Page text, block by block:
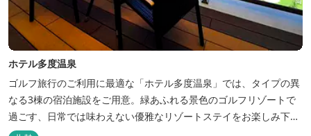
ホテル多度温泉
ゴルフ旅行のご利用に最適な「ホテル多度温泉」では、タイプの異
なる3棟の宿泊施設をご用意。緑あふれる景色のゴルフリゾートで
過ごす、日常では味わえない優雅なリゾートステイをお楽しみ下さ
い。